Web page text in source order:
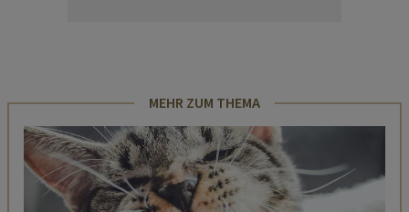
MEHR ZUM THEMA